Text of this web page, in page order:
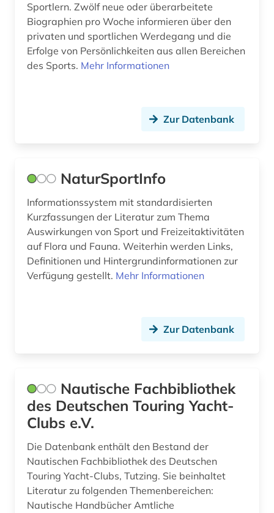
Sportlern. Zwölf neue oder überarbeitete
Biographien pro Woche informieren über den
privaten und sportlichen Werdegang und die
Erfolge von Persönlichkeiten aus allen Bereichen
des Sports. Mehr Informationen
Zur Datenbank
NaturSportInfo
Informationssystem mit standardisierten
Kurzfassungen der Literatur zum Thema
Auswirkungen von Sport und Freizeitaktivitäten
auf Flora und Fauna. Weiterhin werden Links,
Definitionen und Hintergrundinformationen zur
Verfügung gestellt. Mehr Informationen
Zur Datenbank
Nautische Fachbibliothek
des Deutschen Touring Yacht-
Clubs e.V.
Die Datenbank enthält den Bestand der
Nautischen Fachbibliothek des Deutschen
Touring Yacht-Clubs, Tutzing. Sie beinhaltet
Literatur zu folgenden Themenbereichen:
Nautische Handbücher Amtliche